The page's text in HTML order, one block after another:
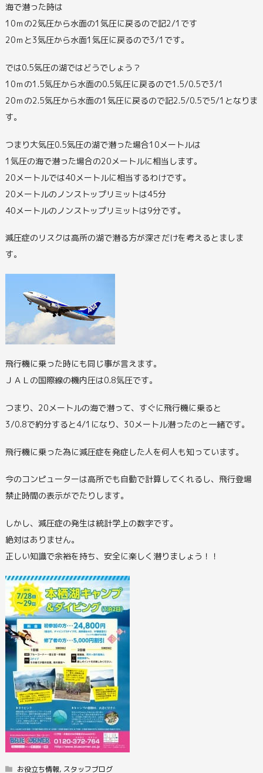
海で潜った時は
10ｍの2気圧から水面の1気圧に戻るので記2/1です
20ｍと3気圧から水面1気圧に戻るので3/1です。
では0.5気圧の湖ではどうでしょう？
10ｍの1.5気圧から水面の0.5気圧に戻るので1.5/0.5で3/1
20ｍの2.5気圧から水面の1気圧に戻るので記2.5/0.5で5/1となりま
す。
つまり大気圧0.5気圧の湖で潜った場合10メートルは
1気圧の海で潜った場合の20メートルに相当します。
20メートルでは40メートルに相当するわけです。
20メートルのノンストップリミットは45分
40メートルのノンストップリミットは9分です。
減圧症のリスクは高所の湖で潜る方が深さだけを考えるとましま
す。
飛行機に乗った時にも同じ事が言えます。
ＪＡＬの国際線の機内圧は0.8気圧です。
つまり、20メートルの海で潜って、すぐに飛行機に乗ると
3/0.8で約分すると4/1になり、30メートル潜ったのと一緒です。
飛行機に乗った為に減圧症を発症した人を何人も知っています。
今のコンピューターは高所でも自動で計算してくれるし、飛行登場
禁止時間の表示がでたりします。
しかし、減圧症の発生は統計学上の数字です。
絶対はありません。
正しい知識で余裕を持ち、安全に楽しく潜りましょう！！
お役立ち情報, スタッフブログ